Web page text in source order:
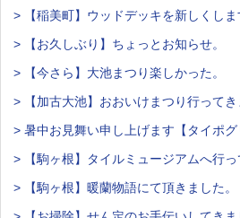
> 【稲美町】ウッドデッキを新しくし
> 【お久しぶり】ちょっとお知らせ。
> 【今さら】大池まつり楽しかった。
> 【加古大池】おおいけまつり行ってき
> 暑中お見舞い申し上げます【タイポグ
> 【駒ヶ根】タイルミュージアムへ行っ
> 【駒ヶ根】暖蘭物語にて頂きました。